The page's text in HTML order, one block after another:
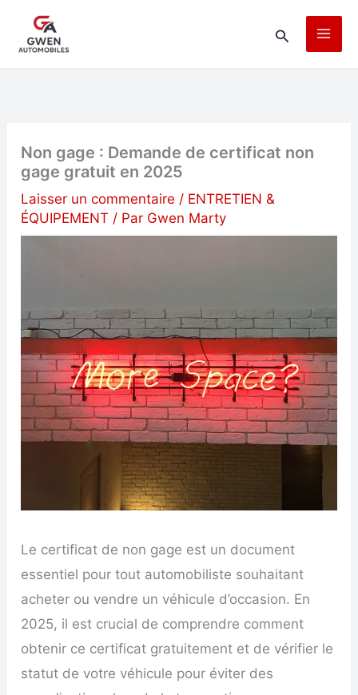
Rechercher
Non gage : Demande de certificat non
gage gratuit en 2025
Laisser un commentaire / ENTRETIEN &
ÉQUIPEMENT / Par Gwen Marty
Le certificat de non gage est un document
essentiel pour tout automobiliste souhaitant
acheter ou vendre un véhicule d’occasion. En
2025, il est crucial de comprendre comment
obtenir ce certificat gratuitement et de vérifier le
statut de votre véhicule pour éviter des